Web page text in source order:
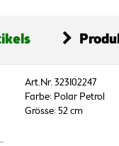
Art.Nr. 323102247
Farbe: Polar Petrol
Grösse: 52 cm